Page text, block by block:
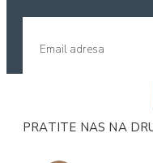
PRATITE NAS NA